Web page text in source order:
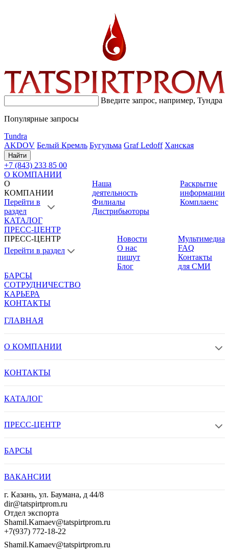
Введите запрос, например, Тундра
Популярные запросы
Tundra
AKDOV Белый Кремль Бугульма Graf Ledoff Ханская
Найти
+7 (843) 233 85 00
О КОМПАНИИ
О
КОМПАНИИ
Перейти в
раздел
Наша
деятельность
Филиалы
Дистрибьюторы
Раскрытие
информации
Комплаенс
КАТАЛОГ
ПРЕСС-ЦЕНТР
ПРЕСС-ЦЕНТР
Перейти в раздел
Новости
О нас
пишут
Блог
Мультимедиа
FAQ
Контакты
для СМИ
БАРСЫ
СОТРУДНИЧЕСТВО
КАРЬЕРА
КОНТАКТЫ
ГЛАВНАЯ
О КОМПАНИИ
КОНТАКТЫ
КАТАЛОГ
ПРЕСС-ЦЕНТР
БАРСЫ
ВАКАНСИИ
г. Казань, ул. Баумана, д 44/8
dir@tatspirtprom.ru
Отдел экспорта
Shamil.Kamaev@tatspirtprom.ru
+7(937) 772-18-22
Shamil.Kamaev@tatspirtprom.ru